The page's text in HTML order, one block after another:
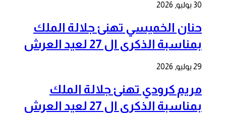
30 يوليو, 2026
حنان الخميسي تهنئ جلالة الملك
بمناسبة الذكرى ال 27 لعيد العرش
29 يوليو, 2026
مريم كرودي تهنئ جلالة الملك
بمناسبة الذكرى ال 27 لعيد العرش